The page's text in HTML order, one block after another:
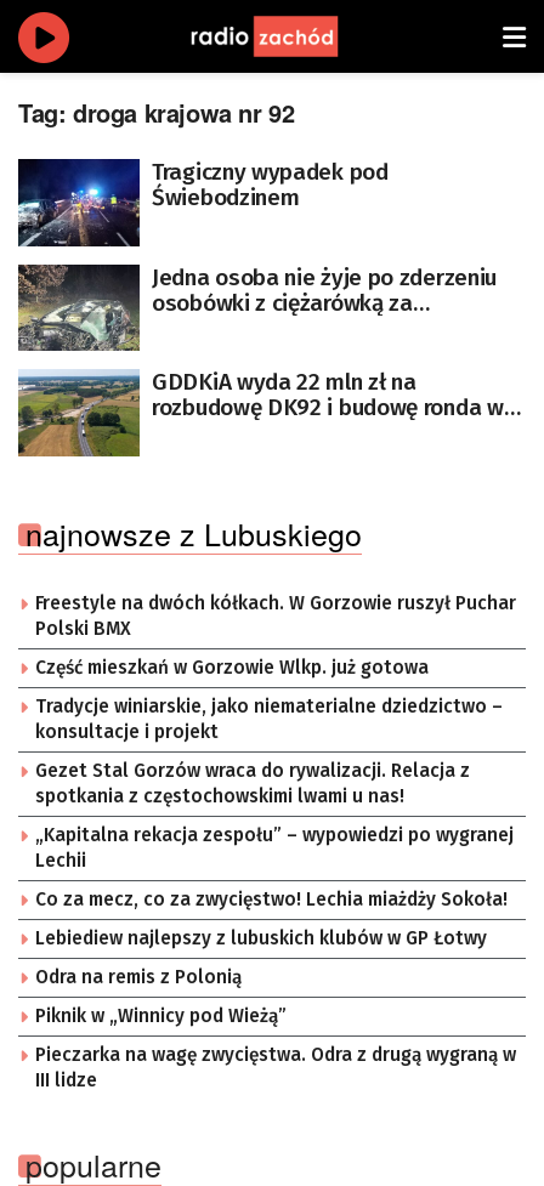
Tag: droga krajowa nr 92
Tragiczny wypadek pod
Świebodzinem
Jedna osoba nie żyje po zderzeniu
osobówki z ciężarówką za
GDDKiA wyda 22 mln zł na
rozbudowę DK92 i budowę ronda w
najnowsze z Lubuskiego
Freestyle na dwóch kółkach. W Gorzowie ruszył Puchar
Polski BMX
Część mieszkań w Gorzowie Wlkp. już gotowa
Tradycje winiarskie, jako niematerialne dziedzictwo –
konsultacje i projekt
Gezet Stal Gorzów wraca do rywalizacji. Relacja z
spotkania z częstochowskimi lwami u nas!
„Kapitalna rekacja zespołu” – wypowiedzi po wygranej
Lechii
Co za mecz, co za zwycięstwo! Lechia miażdży Sokoła!
Lebiediew najlepszy z lubuskich klubów w GP Łotwy
Odra na remis z Polonią
Piknik w „Winnicy pod Wieżą”
Pieczarka na wagę zwycięstwa. Odra z drugą wygraną w
III lidze
popularne